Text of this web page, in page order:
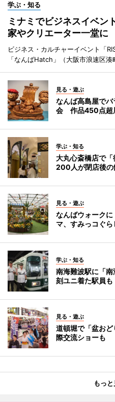
学ぶ・知る
ミナミでビジネスイベ
家やクリエーター一堂に
ビジネス・カルチャーイベント「
「なんばHatch」（大阪市浪速区湊
見る・遊ぶ
なんば高島屋で
会 作品450点超
学ぶ・知る
大丸心斎橋店で
200人が閉店後の
見る・遊ぶ
なんばウォーク
マ、すみっコぐ
学ぶ・知る
南海難波駅に「
刻ユニ着た駅員も
見る・遊ぶ
道頓堀で「盆お
際交流ショーも
もっ